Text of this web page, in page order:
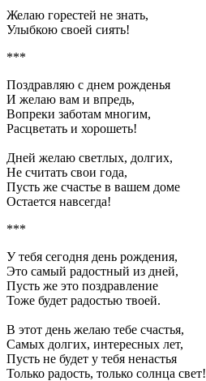
Желаю горестей не знать,
Улыбкою своей сиять!
***
Поздравляю с днем рожденья
И желаю вам и впредь,
Вопреки заботам многим,
Расцветать и хорошеть!
Дней желаю светлых, долгих,
Не считать свои года,
Пусть же счастье в вашем доме
Остается навсегда!
***
У тебя сегодня день рождения,
Это самый радостный из дней,
Пусть же это поздравление
Тоже будет радостью твоей.
В этот день желаю тебе счастья,
Самых долгих, интересных лет,
Пусть не будет у тебя ненастья
Только радость, только солнца свет!